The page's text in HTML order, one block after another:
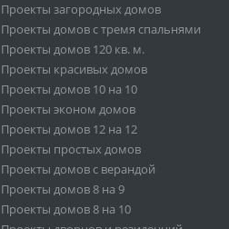
Проекты загородных домов
Проекты домов с тремя спальнями
Проекты домов 120 кв. м.
Проекты красивых домов
Проекты домов 10 на 10
Проекты эконом домов
Проекты домов 12 на 12
Проекты простых домов
Проекты домов с верандой
Проекты домов 8 на 9
Проекты домов 8 на 10